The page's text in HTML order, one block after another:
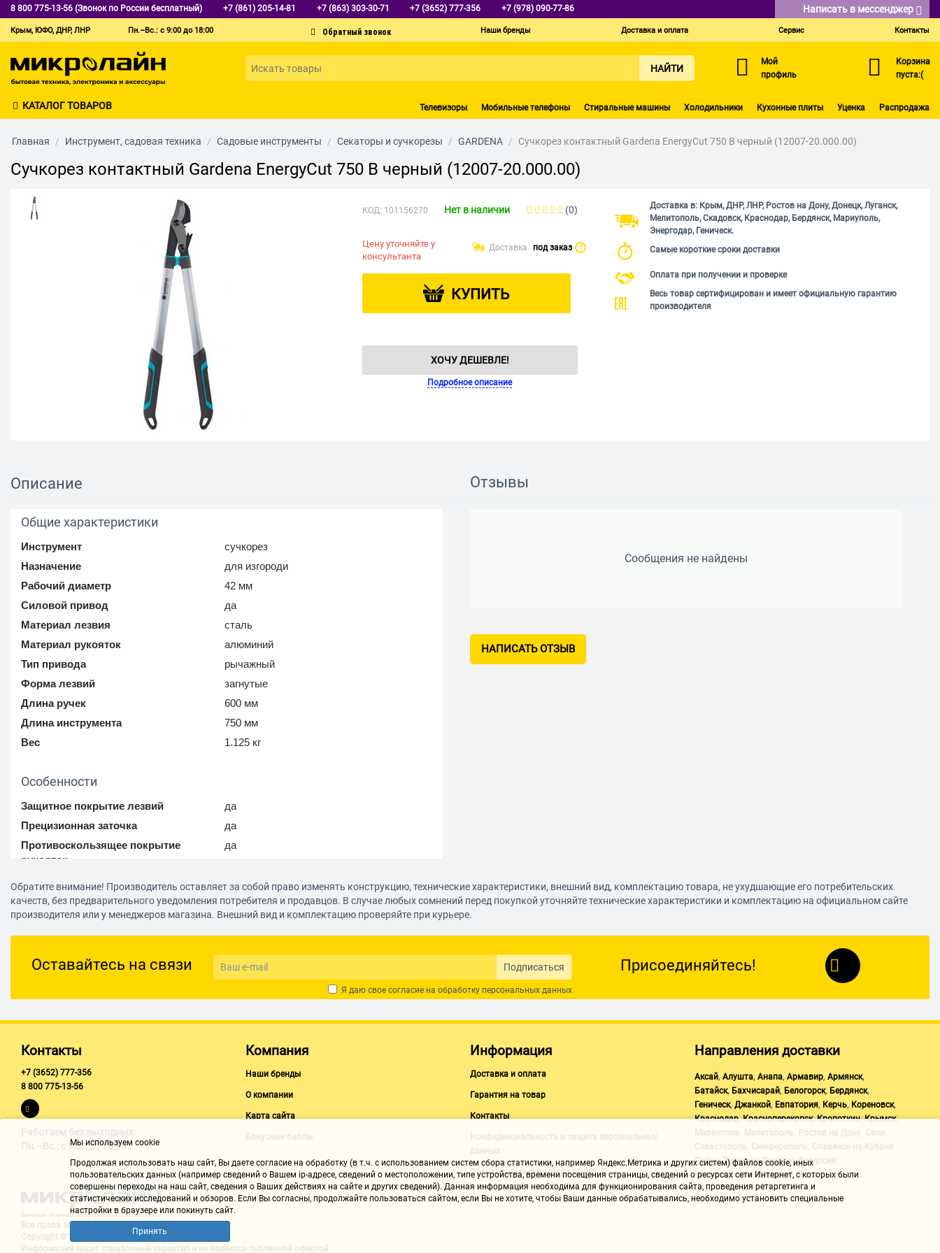
8 800 775-13-56 (Звонок по России бесплатный) +7 (861) 205-14-81 +7 (863) 303-30-71 +7 (3652) 777-356 +7 (978) 090-77-86 Написать в мессенджер
Крым, ЮФО, ДНР, ЛНР Пн.–Вс.: с 9:00 до 18:00 Наши бренды Доставка и оплата Сервис Контакты
НАЙТИ
Мой
профиль
Корзина
пуста:(
КАТАЛОГ ТОВАРОВ Телевизоры Мобильные телефоны Стиральные машины Холодильники Кухонные плиты Уценка Распродажа
Главная / Инструмент, садовая техника / Садовые инструменты / Секаторы и сучкорезы / GARDENA / Сучкорез контактный Gardena EnergyCut 750 B черный (12007-20.000.00)
Сучкорез контактный Gardena EnergyCut 750 B черный (12007-20.000.00)
КОД: 101156270 Нет в наличии (0)
Цену уточняйте у
консультанта
Доставка: под заказ ?
КУПИТЬ
ХОЧУ ДЕШЕВЛЕ!
Подробное описание
Доставка в: Крым, ДНР, ЛНР, Ростов на Дону, Донецк, Луганск,
Мелитополь, Скадовск, Краснодар, Бердянск, Мариуполь,
Энергодар, Геническ.
Самые короткие сроки доставки
Оплата при получении и проверке
Весь товар сертифицирован и имеет официальную гарантию
производителя
Описание
Общие характеристики
Инструмент
сучкорез
Назначение
для изгороди
Рабочий диаметр
42 мм
Силовой привод
да
Материал лезвия
сталь
Материал рукояток
алюминий
Тип привода
рычажный
Форма лезвий
загнутые
Длина ручек
600 мм
Длина инструмента
750 мм
Вес
1.125 кг
Особенности
Защитное покрытие лезвий
да
Прецизионная заточка
да
Противоскользящее покрытие
рукояток
да
Отзывы
Сообщения не найдены
НАПИСАТЬ ОТЗЫВ
Обратите внимание! Производитель оставляет за собой право изменять конструкцию, технические характеристики, внешний вид, комплектацию товара, не ухудшающие его потребительских
качеств, без предварительного уведомления потребителя и продавцов. В случае любых сомнений перед покупкой уточняйте технические характеристики и комплектацию на официальном сайте
производителя или у менеджеров магазина. Внешний вид и комплектацию проверяйте при курьере.
Оставайтесь на связи Подписаться
Я даю свое согласие на обработку персональных данных
Присоединяйтесь!
Контакты
+7 (3652) 777-356
8 800 775-13-56
Работаем без выходных
Пн.–Вс.: с 9:00 до 18:00
Компания
Наши бренды
О компании
Карта сайта
Бонусные баллы
Информация
Доставка и оплата
Гарантия на товар
Контакты
Конфиденциальность и защита персональных
данных
Пользовательское соглашение
Направления доставки
Аксай, Алушта, Анапа, Армавир, Армянск,
Батайск, Бахчисарай, Белогорск, Бердянск,
Геническ, Джанкой, Евпатория, Керчь, Кореновск,
Краснодар,Красноперекопск,Кропоткин,Крымск,
Мариуполь Мелитополь Ростов на Дону Саки
Севастополь Симферополь Славянск-на-Кубани
Судак,Таганрог,Темрюк,Феодосия
Черноморское ,Щелкино,Ялта
Все права защищены "Микролайн"
Copyright © 2002-2026
Информация носит справочный характер и не является публичной офертой
Мы используем cookie
Продолжая использовать наш cайт, Вы даете согласие на обработку (в т.ч. с использованием систем сбора статистики, например Яндекс.Метрика и других систем) файлов cookie, иных
пользовательских данных (например сведений о Вашем ip-адресе, сведений о местоположении, типе устройства, времени посещения страницы, сведений о ресурсах сети Интернет, с которых были
совершены переходы на наш сайт, сведения о Ваших действиях на сайте и других сведений). Данная информация необходима для функционирования сайта, проведения ретаргетинга и
статистических исследований и обзоров. Если Вы согласны, продолжайте пользоваться сайтом, если Вы не хотите, чтобы Ваши данные обрабатывались, необходимо установить специальные
настройки в браузере или покинуть сайт.
Принять